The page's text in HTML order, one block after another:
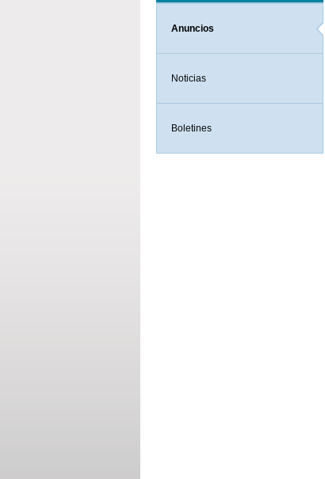
Anuncios
Noticias
Boletines